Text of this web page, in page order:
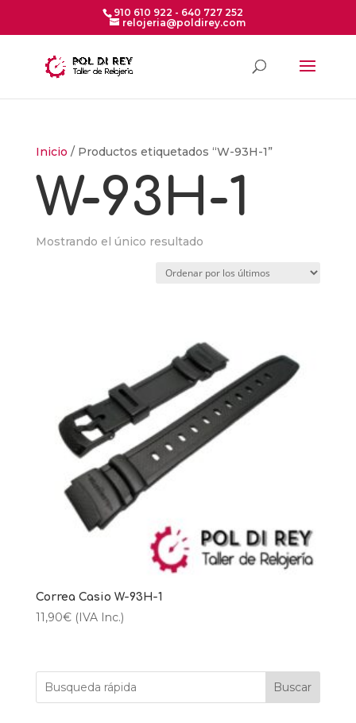
910 610 922 - 640 727 252
relojeria@poldirey.com
Inicio / Productos etiquetados “W-93H-1”
W-93H-1
Mostrando el único resultado
Correa Casio W-93H-1
11,90€ (IVA Inc.)
Buscar